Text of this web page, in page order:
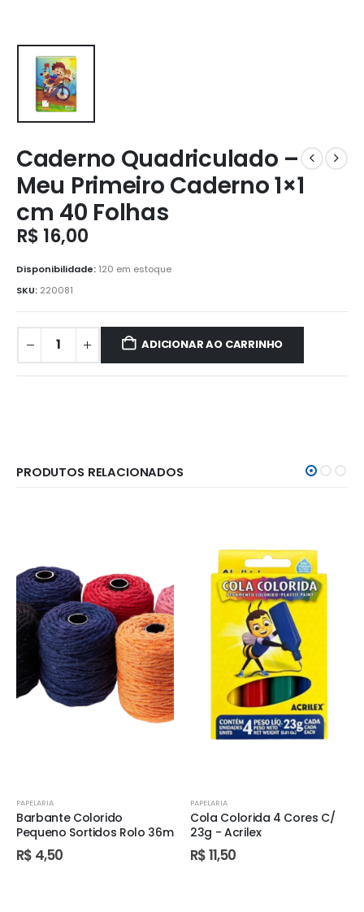
Caderno Quadriculado –
Meu Primeiro Caderno 1×1
cm 40 Folhas
R$ 16,00
Disponibilidade: 120 em estoque
SKU: 220081
ADICIONAR AO CARRINHO
PRODUTOS RELACIONADOS
PAPELARIA
Barbante Colorido
Pequeno Sortidos Rolo 36m
R$ 4,50
PAPELARIA
Cola Colorida 4 Cores C/
23g - Acrilex
R$11,50